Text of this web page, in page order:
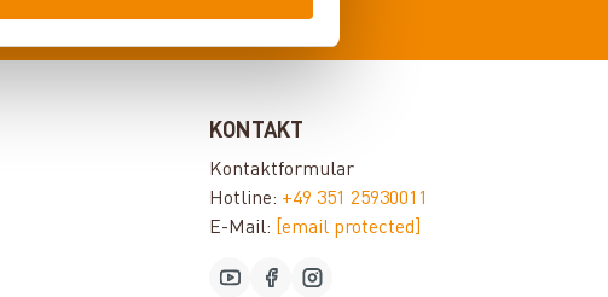
KONTAKT
Kontaktformular
Hotline: +49 351 25930011
E-Mail: [email protected]